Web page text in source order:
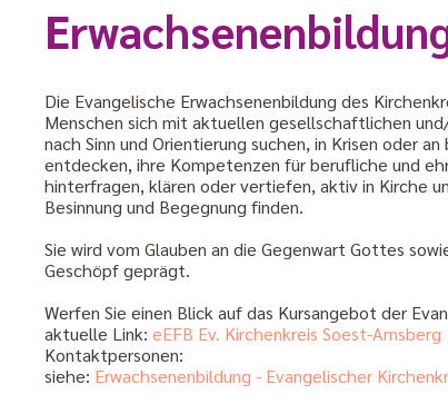
Die Evangelische Erwachsenenbildung des
Menschen sich mit aktuellen gesellschaftlichen
nach Sinn und Orientierung suchen, in Krisen oder
entdecken, ihre Kompetenzen für berufliche und
hinterfragen, klären oder vertiefen, aktiv in Kirche
Besinnung und Begegnung finden.
Sie wird vom Glauben an die Gegenwart Gottes
Geschöpf geprägt.
Werfen Sie einen Blick auf das Kursangebot der
aktuelle Link: eEFB Ev. Kirchenkreis Soest-Arnsberg
Kontaktpersonen:
siehe: Erwachsenenbildung - Evangelischer